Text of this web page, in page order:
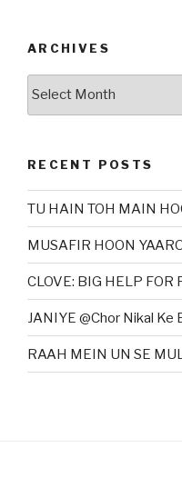
ARCHIVES
RECENT POSTS
TU HAIN TOH MAIN
MUSAFIR HOON
CLOVE: BIG HELP FOR
JANIYE @Chor Nikal Ke
RAAH MEIN UN SE